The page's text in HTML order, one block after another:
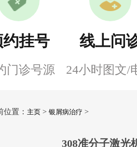
挂号
门诊号源
线上问
24小时图文/
位置： 主页> 银屑病治疗 >
308准分子激光